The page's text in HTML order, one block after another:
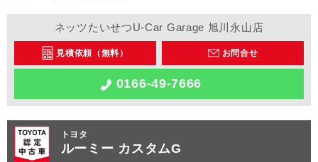
ネッツたいせつU-Car Garage 旭川永山店
見積依頼（無料） お問合せ
0166-49-7666
トヨタ
ルーミー カスタムG